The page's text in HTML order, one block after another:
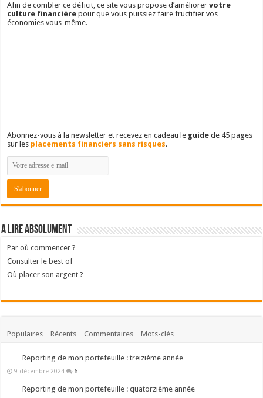
Afin de combler ce déficit, ce site vous propose d’améliorervotre
culture financière pour que vous puissiez faire fructifier vos
économies vous-même.
Abonnez-vous à la newsletter et recevez en cadeau le guide de 45 pages
sur les placements financiers sans risques.
A lire absolument
Par où commencer ?
Consulter le best of
Où placer son argent ?
Populaires Récents Commentaires Mots-clés
Reporting de mon portefeuille : treizième année
9 décembre 2024 6
Reporting de mon portefeuille : quatorzième année